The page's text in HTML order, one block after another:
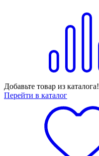
Добавьте товар из каталога!
Перейти в каталог